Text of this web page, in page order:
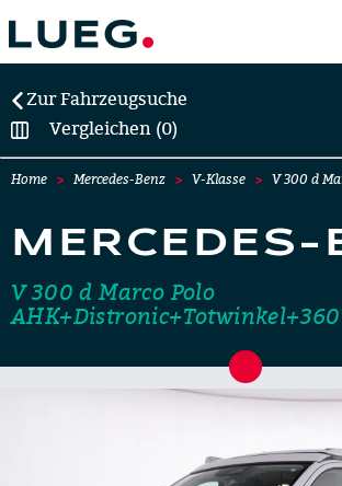
Zur Fahrzeugsuche
Vergleichen (0)
Home Mercedes-Benz V-Klasse V 300 d
MERCEDES-
V 300 d Marco Polo